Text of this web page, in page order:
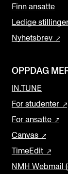
Finn ansatte
Ledige
Nyhetsbrev
OPPDAG
IN.TUNE
For studenter
For ansatte
Canvas
TimeEdit
NMH Webmail